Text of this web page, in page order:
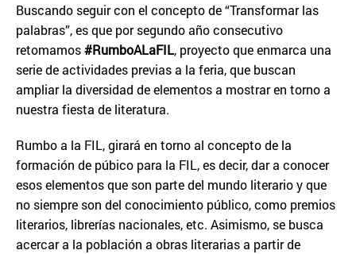
Buscando seguir con el concepto de “Transformar las
palabras”, es que por segundo año consecutivo
retomamos#RumboALaFIL, proyecto que enmarca una
serie de actividades previas a la feria, que buscan
ampliar la diversidad de elementos a mostrar en torno a
nuestra fiesta de literatura.
Rumbo a la FIL, girará en torno al concepto de la
formación de púbico para la FIL, es decir, dar a conocer
esos elementos que son parte del mundo literario y que
no siempre son del conocimiento público, como premios
literarios, librerías nacionales, etc. Asimismo, se busca
acercar a la población a obras literarias a partir de